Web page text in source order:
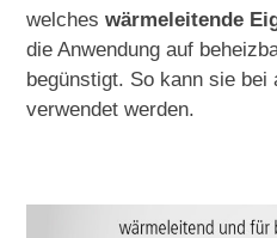
welcheswärmeleitende
die Anwendung auf
begünstigt. So kann sie bei
verwendet werden.